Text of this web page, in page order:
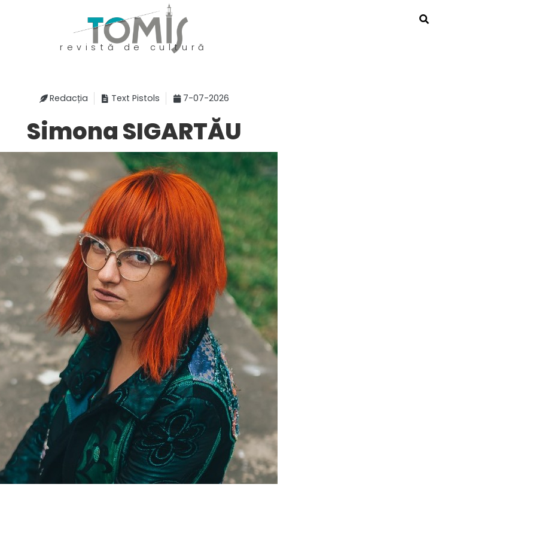
revistă de cultură
Redacția Text Pistols 7-07-2026
Simona SIGARTĂU